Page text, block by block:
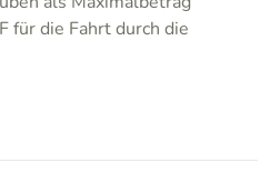
für die Fahrt durch die